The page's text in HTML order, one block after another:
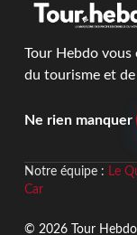
Tour Hebdo vous
du tourisme et
Ne rien manquer
Notre équipe : Le
Car
© 2026 Tour